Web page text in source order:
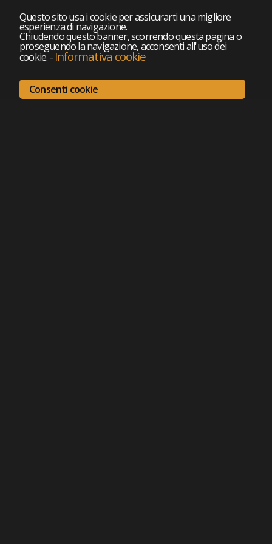
Questo sito usa i cookie per assicurarti una migliore
esperienza di navigazione.
Chiudendo questo banner, scorrendo questa pagina o
proseguendo la navigazione, acconsenti all'uso dei
cookie. - Informativa cookie
Consenti cookie